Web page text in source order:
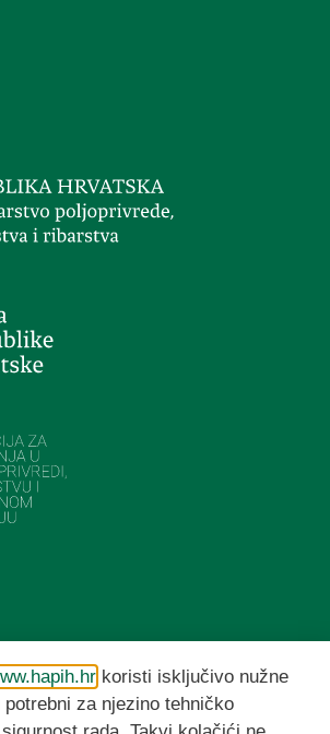
koristi isključivo nužne
za njezino tehničko